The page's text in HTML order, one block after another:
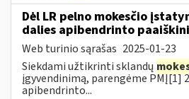
Dėl LR pelno mokesčio
dalies apibendrinto
Web turinio sąrašas 2025-01-23
Siekdami užtikrinti sklandų
įgyvendinimą, parengėme PMĮ[1] 2
apibendrinto...